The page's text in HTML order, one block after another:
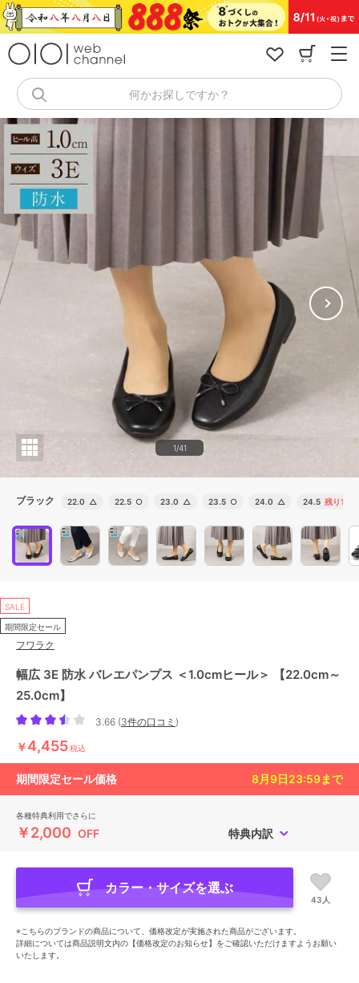
コ
ン
キ
何かお探しですか？
1/41
ブラック 22.0 △ 22.5 ○ 23.0 △ 23.5 ○ 24.0 △ 24.5 残り1点
SALE
期間限定セール
フワラク
幅広 3E 防水 バレエパンプス ＜1.0cmヒール＞ 【22.0cm～
25.0cm】
3.66 (3件の口コミ )
￥4,455税込
期間限定セール価格 8月9日23:59まで
各種特典利用でさらに
￥2,000 OFF 特典内訳
カラー・サイズを選ぶ
43人
※こちらのブランドの商品について、価格改定が実施された商品がございます。
詳細については商品説明文内の【価格改定のお知らせ】をご確認いただけますようお願い
いたします。